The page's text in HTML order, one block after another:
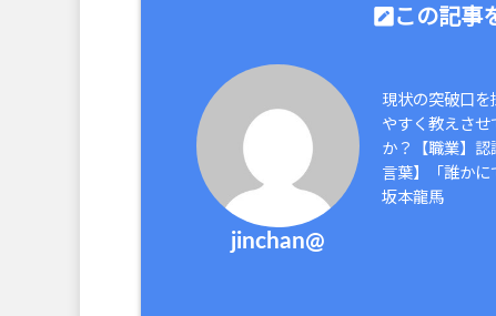
この記事
jinchan@
現状の突破口を
やすく教えさ
か？【職業】
言葉】「誰かに
坂本龍馬